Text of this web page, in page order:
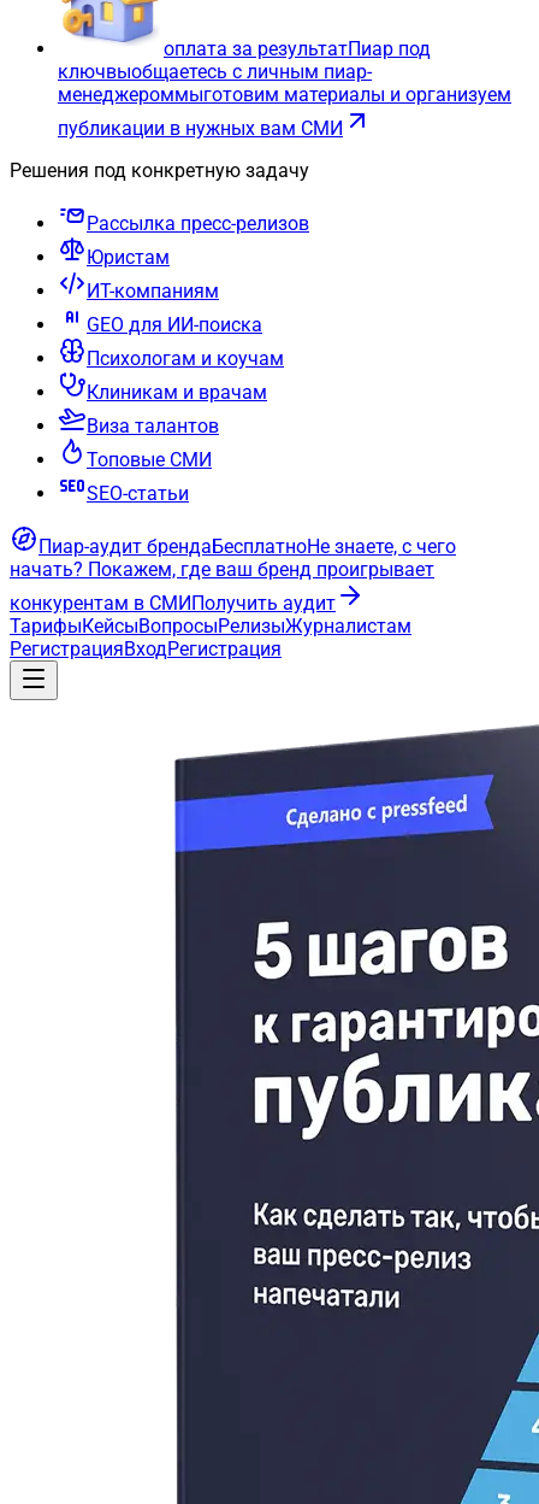
оплата за результатПиар под
ключвыобщаетесь с личным пиар-
менеджероммыготовим материалы и организуем
публикации в нужных вам СМИ
Решения под конкретную задачу
Рассылка пресс-релизов
Юристам
ИТ-компаниям
GEO для ИИ-поиска
Психологам и коучам
Клиникам и врачам
Виза талантов
Топовые СМИ
SEO-статьи
Пиар-аудит брендаБесплатноНе знаете, с чего
начать? Покажем, где ваш бренд проигрывает
конкурентам в СМИПолучить аудит
ТарифыКейсыВопросыРелизыЖурналистам
РегистрацияВходРегистрация